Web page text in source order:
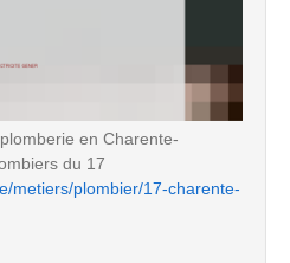
en Charente-
du 17
metiers/plombier/17-charente-